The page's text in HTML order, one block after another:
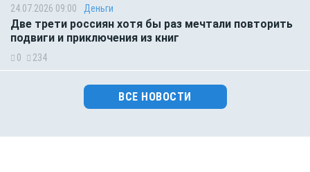
24.07.2026 09:00 Деньги
Две трети россиян хотя бы раз мечтали повторить
подвиги и приключения из книг
0 234
ВСЕ НОВОСТИ